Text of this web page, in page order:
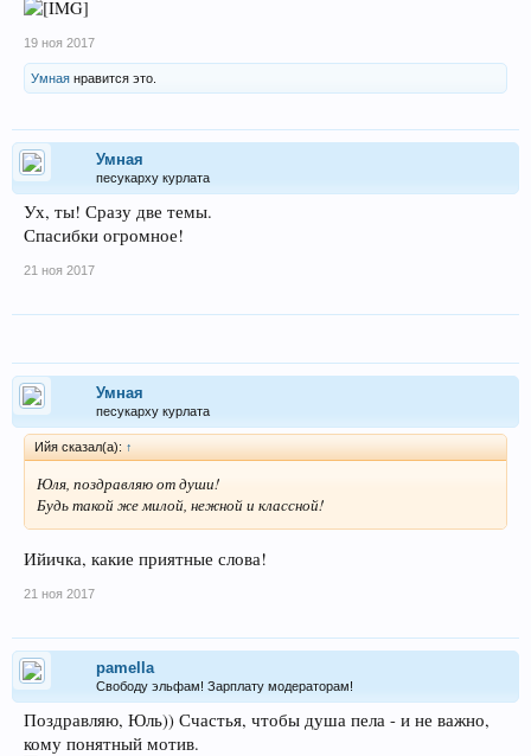
19 ноя 2017
Умная нравится это.
Умная
песукарху курлата
Ух, ты! Сразу две темы.
Спасибки огромное!
21 ноя 2017
Умная
песукарху курлата
Ийя сказал(а): ↑
Юля, поздравляю от души!
Будь такой же милой, нежной и классной!
Ийичка, какие приятные слова!
21 ноя 2017
pamella
Свободу эльфам! Зарплату модераторам!
Поздравляю, Юль)) Счастья, чтобы душа пела - и не важно,
кому понятный мотив.